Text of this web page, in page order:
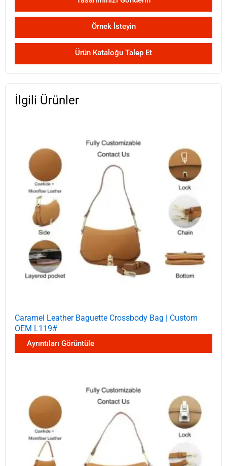
Örnek İsteyin
Ürün Kataloğu Talep Et
İlgili Ürünler
Caramel Leather Baguette Crossbody Bag | Custom
OEM L119#
Ayrıntıları Görüntüle